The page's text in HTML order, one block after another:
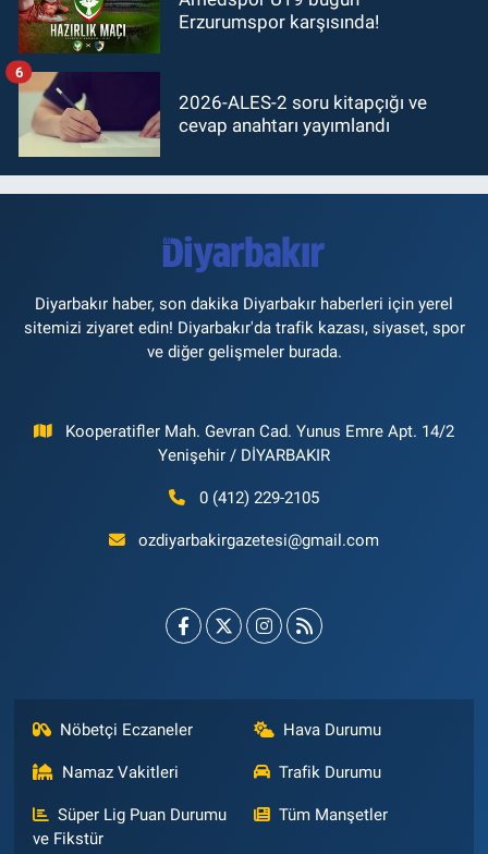
Erzurumspor karşısında!
2026-ALES-2 soru kitapçığı ve
cevap anahtarı yayımlandı
6
Diyarbakır haber, son dakika Diyarbakır haberleri için yerel
sitemizi ziyaret edin! Diyarbakır'da trafik kazası, siyaset, spor
ve diğer gelişmeler burada.
Kooperatifler Mah. Gevran Cad. Yunus Emre Apt. 14/2
Yenişehir / DİYARBAKIR
0 (412) 229-2105
ozdiyarbakirgazetesi@gmail.com
Nöbetçi Eczaneler Hava Durumu
Namaz Vakitleri Trafik Durumu
Süper Lig Puan Durumu
ve Fikstür
Tüm Manşetler